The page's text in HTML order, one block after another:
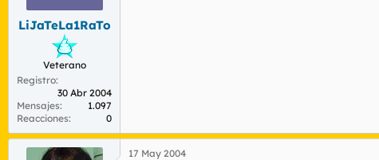
LiJaTeLa1RaTo
Veterano
Registro
30 Abr 2004
Mensajes
1.097
Reacciones
0
17 May 2004